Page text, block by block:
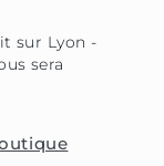
sur Lyon -
sera